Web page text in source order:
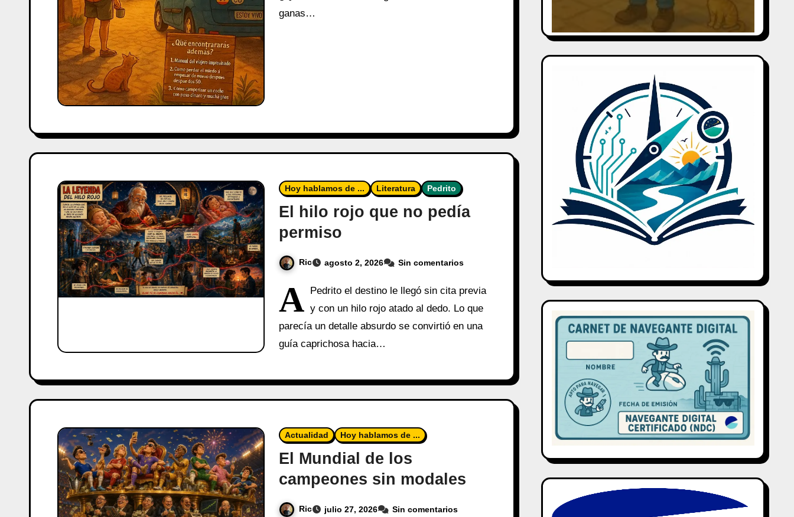
ganas…
Hoy hablamos de ... Literatura Pedrito
El hilo rojo que no pedía
permiso
Ric agosto 2, 2026 Sin comentarios
A Pedrito el destino le llegó sin cita previa
y con un hilo rojo atado al dedo. Lo que
parecía un detalle absurdo se convirtió en una
guía caprichosa hacia…
Actualidad Hoy hablamos de ...
El Mundial de los
campeones sin modales
Ric julio 27, 2026 Sin comentarios